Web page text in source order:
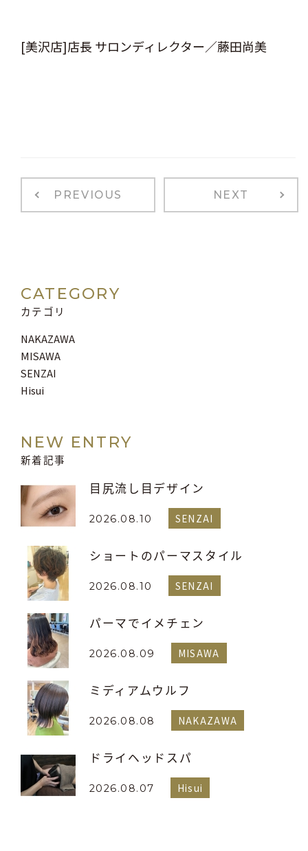
[美沢店]店長 サロンディレクター／藤田尚美
PREVIOUS NEXT
CATEGORY
カテゴリ
NAKAZAWA
MISAWA
SENZAI
Hisui
NEW ENTRY
新着記事
目尻流し目デザイン
2026.08.10 SENZAI
ショートのパーマスタイル
2026.08.10 SENZAI
パーマでイメチェン
2026.08.09 MISAWA
ミディアムウルフ
2026.08.08 NAKAZAWA
ドライヘッドスパ
2026.08.07 Hisui